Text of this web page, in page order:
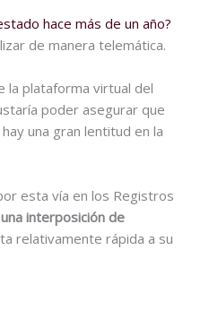
hace más de un año?
de manera telemática.
la plataforma virtual del
poder asegurar que
una gran lentitud en la
esta vía en los Registros
interposición de
relativamente rápida a su